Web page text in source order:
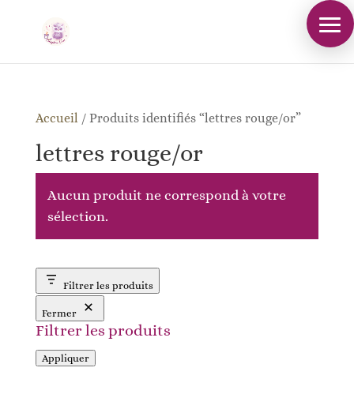
Accueil / Produits identifiés “lettres rouge/or”
lettres rouge/or
Aucun produit ne correspond à votre
sélection.
Filtrer les produits
Fermer
Filtrer les produits
Appliquer